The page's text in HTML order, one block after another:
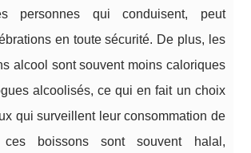
personnes qui conduisent, peut
en toute sécurité. De plus, les
alcool sont souvent moins caloriques
alcoolisés, ce qui en fait un choix
qui surveillent leur consommation de
ces boissons sont souvent halal,